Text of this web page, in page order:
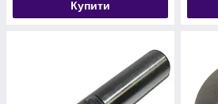
Купити